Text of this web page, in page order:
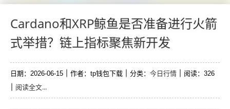
目Pudgy Penguins正在逐步结
束其手机游戏Pudgy Party，并
Cardano和XRP鲸鱼是否准备进行火箭
式举措？链上指标聚焦新开发
日期：2026-06-15 作者：tp钱包下载 分类： 今日行情 阅读：326
阅读全文...